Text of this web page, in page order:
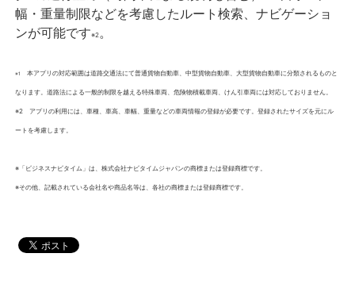
幅・重量制限などを考慮したルート検索、ナビゲーショ
ンが可能です※2。
※1 本アプリの対応範囲は道路交通法にて普通貨物自動車、中型貨物自動車、大型貨物自動車に分類されるものと
なります。道路法による一般的制限を越える特殊車両、危険物積載車両、けん引車両には対応しておりません。
※2 アプリの利用には、車種、車高、車幅、重量などの車両情報の登録が必要です。登録されたサイズを元にル
ートを考慮します。
※「ビジネスナビタイム」は、株式会社ナビタイムジャパンの商標または登録商標です。
※その他、記載されている会社名や商品名等は、各社の商標または登録商標です。